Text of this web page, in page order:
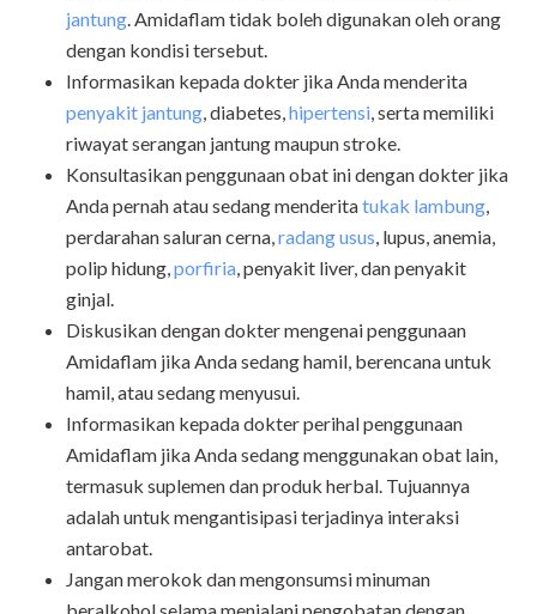
jantung. Amidaflam tidak boleh digunakan oleh orang
dengan kondisi tersebut.
Informasikan kepada dokter jika Anda menderita
penyakit jantung, diabetes,hipertensi, serta memiliki
riwayat serangan jantung maupun stroke.
Konsultasikan penggunaan obat ini dengan dokter jika
Anda pernah atau sedang menderitatukak lambung,
perdarahan saluran cerna,radang usus, lupus, anemia,
polip hidung,porfiria, penyakit liver, dan penyakit
ginjal.
Diskusikan dengan dokter mengenai penggunaan
Amidaflam jika Anda sedang hamil, berencana untuk
hamil, atau sedang menyusui.
Informasikan kepada dokter perihal penggunaan
Amidaflam jika Anda sedang menggunakan obat lain,
termasuk suplemen dan produk herbal. Tujuannya
adalah untuk mengantisipasi terjadinya interaksi
antarobat.
Jangan merokok dan mengonsumsi minuman